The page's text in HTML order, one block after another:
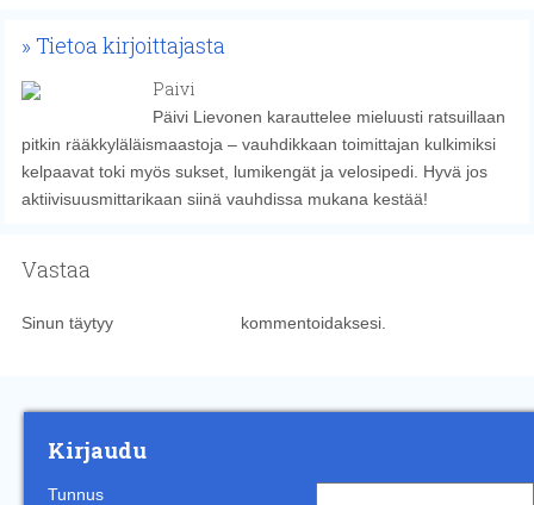
Tietoa kirjoittajasta
Paivi
Päivi Lievonen karauttelee mieluusti ratsuillaan
pitkin rääkkyläläismaastoja – vauhdikkaan toimittajan kulkimiksi
kelpaavat toki myös sukset, lumikengät ja velosipedi. Hyvä jos
aktiivisuusmittarikaan siinä vauhdissa mukana kestää!
Vastaa
Sinun täytyy kommentoidaksesi.
Kirjaudu
Tunnus